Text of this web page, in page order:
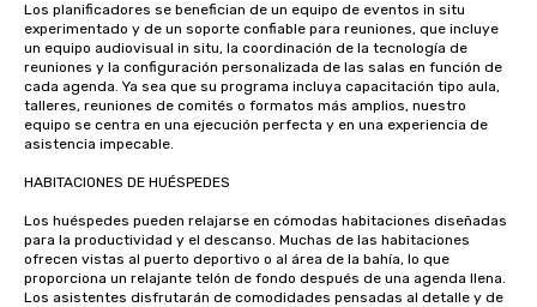
Los planificadores se benefician de un equipo de eventos in situ
experimentado y de un soporte confiable para reuniones, que incluye
un equipo audiovisual in situ, la coordinación de la tecnología de
reuniones y la configuración personalizada de las salas en función de
cada agenda. Ya sea que su programa incluya capacitación tipo aula,
talleres, reuniones de comités o formatos más amplios, nuestro
equipo se centra en una ejecución perfecta y en una experiencia de
asistencia impecable.
HABITACIONES DE HUÉSPEDES
Los huéspedes pueden relajarse en cómodas habitaciones diseñadas
para la productividad y el descanso. Muchas de las habitaciones
ofrecen vistas al puerto deportivo o al área de la bahía, lo que
proporciona un relajante telón de fondo después de una agenda llena.
Los asistentes disfrutarán de comodidades pensadas al detalle y de